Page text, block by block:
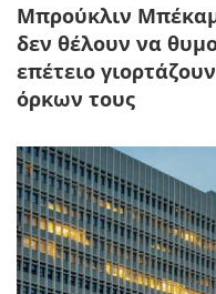
Μπρούκλιν Μπέκαμ
δεν θέλουν να
επέτειο
όρκων τους